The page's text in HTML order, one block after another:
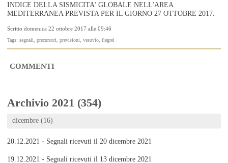
INDICE DELLA SISMICITA' GLOBALE NELL'AREA
MEDITERRANEA PREVISTA PER IL GIORNO 27 OTTOBRE 2017.
Scritto domenica 22 ottobre 2017 alle 09:46
Tags: segnali, precursori, previsioni, vesuvio, flegrei
COMMENTI
Archivio 2021 (354)
dicembre (16)
20.12.2021 - Segnali ricevuti il 20 dicembre 2021
19.12.2021 - Segnali ricevuti il 13 dicembre 2021